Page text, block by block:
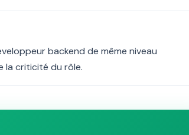
backend de même niveau
la criticité du rôle.